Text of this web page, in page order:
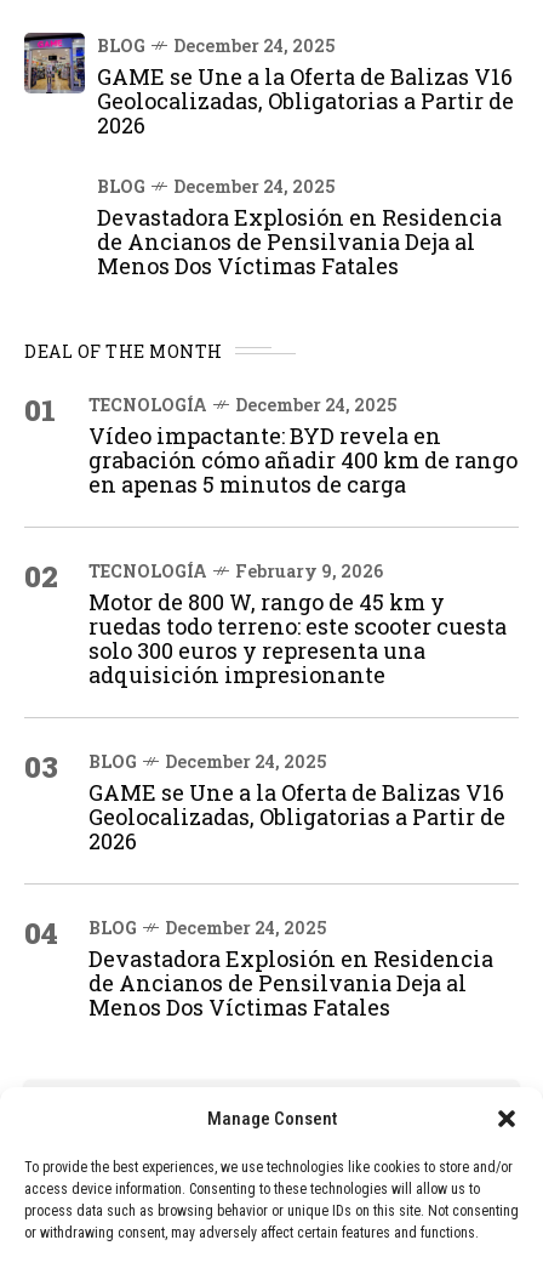
Manage Consent
To provide the best experiences, we use technologies like cookies to store and/or
access device information. Consenting to these technologies will allow us to
process data such as browsing behavior or unique IDs on this site. Not consenting
or withdrawing consent, may adversely affect certain features and functions.
BLOG December 24, 2025
GAME se Une a la Oferta de Balizas V16
Geolocalizadas, Obligatorias a Partir de
2026
BLOG December 24, 2025
Devastadora Explosión en Residencia
de Ancianos de Pensilvania Deja al
Menos Dos Víctimas Fatales
DEAL OF THE MONTH
01 TECNOLOGÍA December 24, 2025
Vídeo impactante: BYD revela en
grabación cómo añadir 400 km de rango
en apenas 5 minutos de carga
02 TECNOLOGÍA February 9, 2026
Motor de 800 W, rango de 45 km y
ruedas todo terreno: este scooter cuesta
solo 300 euros y representa una
adquisición impresionante
03 BLOG December 24, 2025
GAME se Une a la Oferta de Balizas V16
Geolocalizadas, Obligatorias a Partir de
2026
04 BLOG December 24, 2025
Devastadora Explosión en Residencia
de Ancianos de Pensilvania Deja al
Menos Dos Víctimas Fatales